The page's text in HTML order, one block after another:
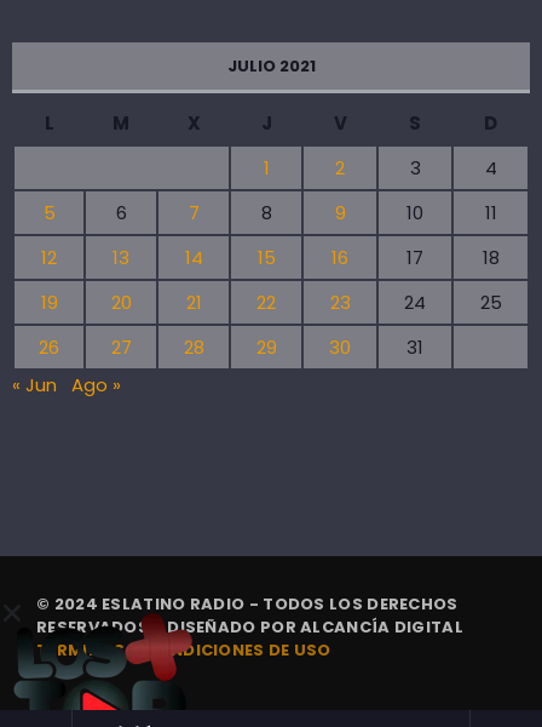
JULIO 2021
L M X J V S
D
1
2 3
4
5
6 7 8 9 10
11
12
13 14 15 16 17
18
19
20 21 22 23 24
25
26
27 28 29 30
31
« Jun
Ago »
© 2024 ESLATINO RADIO - TODOS LOS DERECHOS
RESERVADOS. | DISEÑADO PORALCANCÍA DIGITAL
TÉRMINOS Y CONDICIONES DE USO